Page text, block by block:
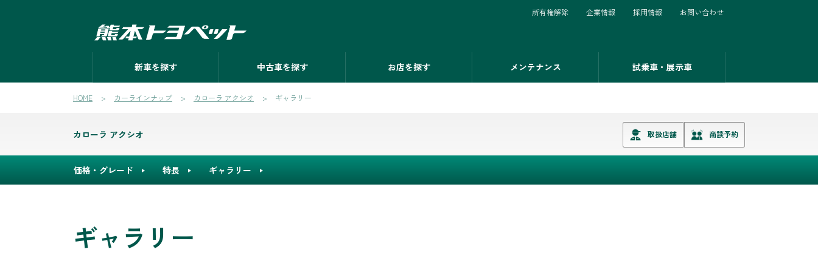
新車を探す 中古車を探す お店を探す メンテナンス 試乗車・展示車
所有権解除 企業情報 採用情報 お問い合わせ
HOME カーラインナップ カローラ アクシオ ギャラリー
カローラ アクシオ 取扱店舗 商談予約
価格・グレード 特長 ギャラリー
ギャラリー